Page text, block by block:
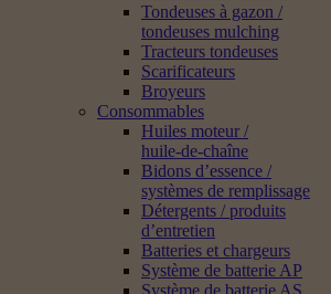
Tondeuses à gazon /
tondeuses mulching
Tracteurs tondeuses
Scarificateurs
Broyeurs
Consommables
Huiles moteur /
huile-de-chaîne
Bidons d’essence /
systèmes de remplissage
Détergents / produits
d’entretien
Batteries et chargeurs
Système de batterie AP
Système de batterie AS